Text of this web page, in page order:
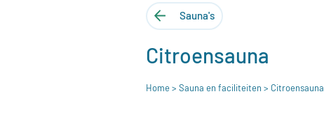
Sauna's
Citroensauna
Home> Sauna en faciliteiten > Citroensauna